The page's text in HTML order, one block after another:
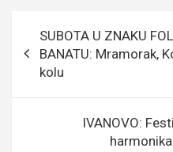
o
o
k
g
e
чланка
SUBOTA U ZNAKU
BANATU: Mramorak,
kolu
IVANOVO: